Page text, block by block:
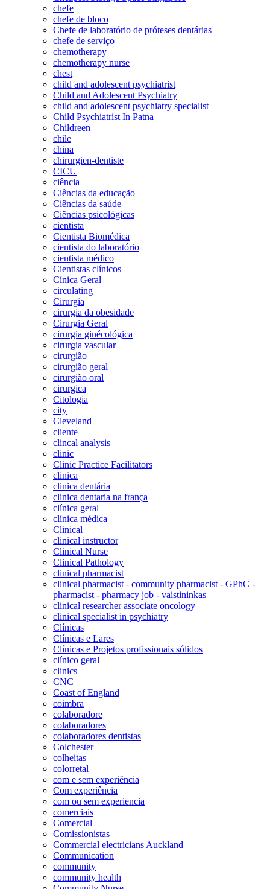
chefe
chefe de bloco
Chefe de laboratório de próteses dentárias
chefe de serviço
chemotherapy
chemotherapy nurse
chest
child and adolescent psychiatrist
Child and Adolescent Psychiatry
child and adolescent psychiatry specialist
Child Psychiatrist In Patna
Childreen
chile
china
chirurgien-dentiste
CICU
ciência
Ciências da educação
Ciências da saúde
Ciências psicológicas
cientista
Cientista Biomédica
cientista do laboratório
cientista médico
Cientistas clínicos
Cínica Geral
circulating
Cirurgia
cirurgia da obesidade
Cirurgia Geral
cirurgia ginécológica
cirurgia vascular
cirurgião
cirurgião geral
cirurgião oral
cirurgica
Citologia
city
Cleveland
cliente
clincal analysis
clinic
Clinic Practice Facilitators
clinica
clinica dentária
clinica dentaria na frança
clínica geral
clínica médica
Clinical
clinical instructor
Clinical Nurse
Clinical Pathology
clinical pharmacist
clinical pharmacist - community pharmacist - GPhC -
pharmacist - pharmacy job - vaistininkas
clinical researcher associate oncology
clinical specialist in psychiatry
Clínicas
Clínicas e Lares
Clínicas e Projetos profissionais sólidos
clínico geral
clinics
CNC
Coast of England
coimbra
colaboradore
colaboradores
colaboradores dentistas
Colchester
colheitas
colorretal
com e sem experiência
Com experiência
com ou sem experiencia
comerciais
Comercial
Comissionistas
Commercial electricians Auckland
Communication
community
community health